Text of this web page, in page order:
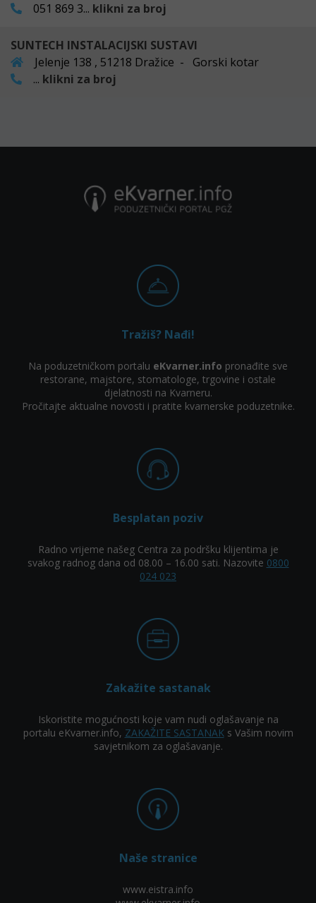
051 869 3... klikni za broj
SUNTECH INSTALACIJSKI SUSTAVI
Jelenje 138 , 51218 Dražice - Gorski kotar
... klikni za broj
Tražiš? Nađi!
Na poduzetničkom portalu eKvarner.info pronađite sve
restorane, majstore, stomatologe, trgovine i ostale
djelatnosti na Kvarneru.
Pročitajte aktualne novosti i pratite kvarnerske poduzetnike.
Besplatan poziv
Radno vrijeme našeg Centra za podršku klijentima je
svakog radnog dana od 08.00 – 16.00 sati. Nazovite 0800
024 023
Zakažite sastanak
Iskoristite mogućnosti koje vam nudi oglašavanje na
portalu eKvarner.info, ZAKAŽITE SASTANAKs Vašim novim
savjetnikom za oglašavanje.
Naše stranice
www.eistra.info